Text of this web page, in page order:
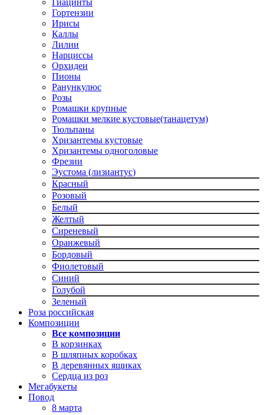
Гиацинты
Гортензии
Ирисы
Каллы
Лилии
Нарциссы
Орхидеи
Пионы
Ранункулюс
Розы
Ромашки крупные
Ромашки мелкие кустовые(танацетум)
Тюльпаны
Хризантемы кустовые
Хризантемы одноголовые
Фрезии
Эустома (лизиантус)
Красный
Розовый
Белый
Желтый
Сиреневый
Оранжевый
Бордовый
Фиолетовый
Синий
Голубой
Зеленый
Роза российская
Композиции
Все композиции
В корзинках
В шляпных коробках
В деревянных ящиках
Сердца из роз
Мегабукеты
Повод
8 марта